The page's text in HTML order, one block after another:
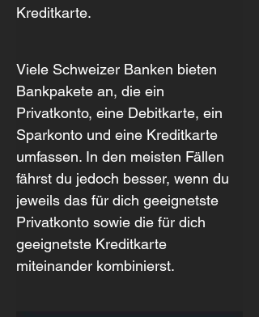
Kreditkarte.
Viele Schweizer Banken bieten
Bankpakete an, die ein
Privatkonto, eine Debitkarte, ein
Sparkonto und eine Kreditkarte
umfassen. In den meisten Fällen
fährst du jedoch besser, wenn du
jeweils das für dich geeignetste
Privatkonto sowie die für dich
geeignetste Kreditkarte
miteinander kombinierst.